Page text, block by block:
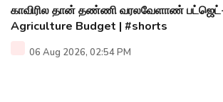
காவிரில தான் தண்ணி வரலவேளாண்
Agriculture Budget | #shorts
06 Aug 2026, 02:54 PM